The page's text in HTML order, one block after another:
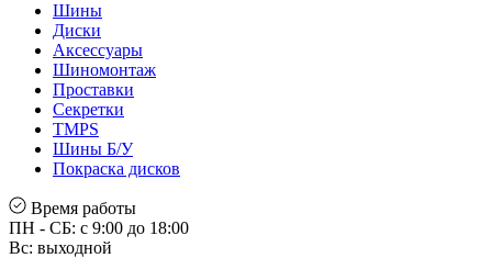
Шины
Диски
Аксессуары
Шиномонтаж
Проставки
Секретки
TMPS
Шины Б/У
Покраска дисков
Время работы
ПН - СБ: с 9:00 до 18:00
Вс: выходной